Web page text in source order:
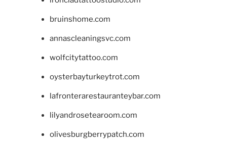
bruinshome.com
annascleaningsvc.com
wolfcitytattoo.com
oysterbayturkeytrot.com
lafronterarestauranteybar.com
lilyandrosetearoom.com
olivesburgberrypatch.com